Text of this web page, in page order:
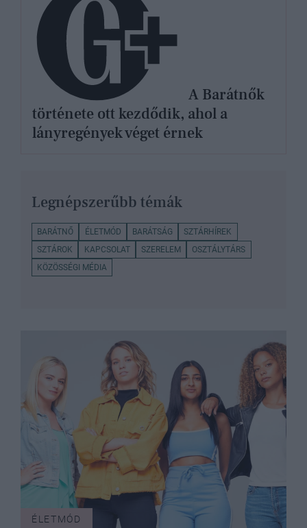
A Barátnők
története ott kezdődik, ahol a
lányregények véget érnek
Legnépszerűbb témák
BARÁTNŐ ÉLETMÓD BARÁTSÁG
SZTÁRHÍREK
SZTÁROK
KAPCSOLAT SZERELEM
OSZTÁLYTÁRS
KÖZÖSSÉGI MÉDIA
ÉLETMÓD